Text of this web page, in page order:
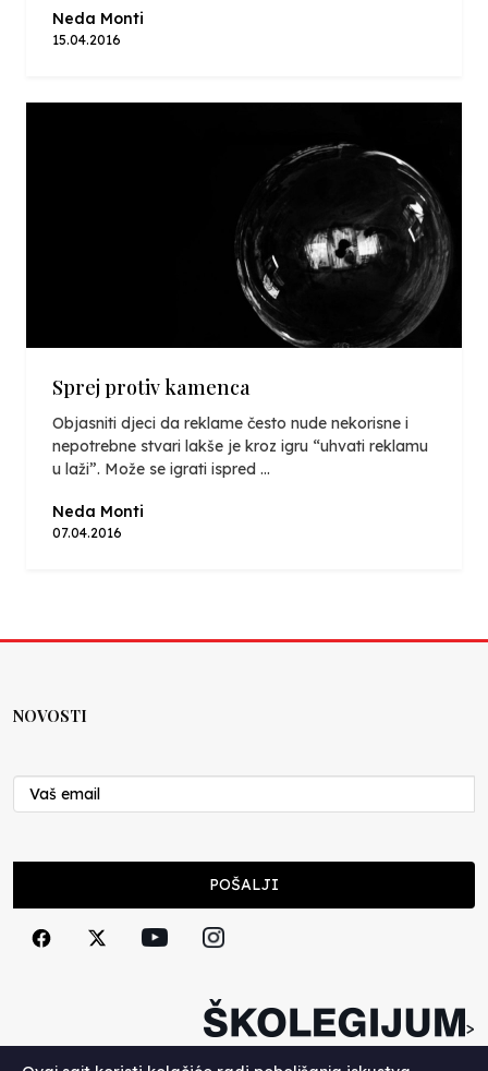
Neda Monti
15.04.2016
Sprej protiv kamenca
Objasniti djeci da reklame često nude nekorisne i
nepotrebne stvari lakše je kroz igru “uhvati reklamu
u laži”. Može se igrati ispred ...
Neda Monti
07.04.2016
NOVOSTI
POŠALJI
>